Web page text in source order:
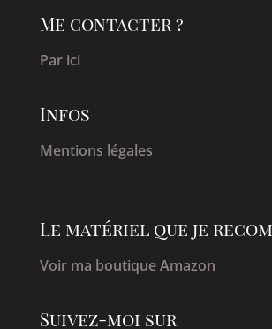
Me contacter ?
Par ici
Infos
Mentions légales
Le matériel que je
Voir ma boutique Amazon
Suivez-moi sur